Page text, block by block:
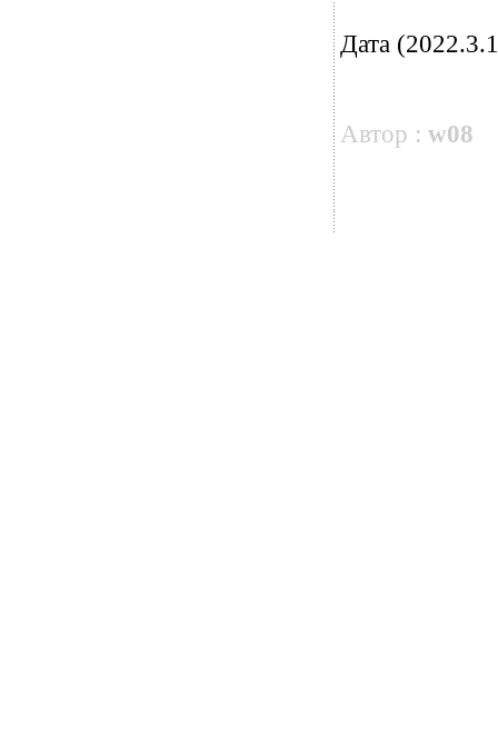
Дата
Автор : w08